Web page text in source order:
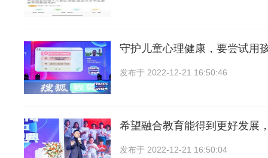
守护儿童心理健康，要尝试用
发布于 2022-12-21 16:50:46
希望融合教育能得到更好发展
发布于 2022-12-21 16:50:04